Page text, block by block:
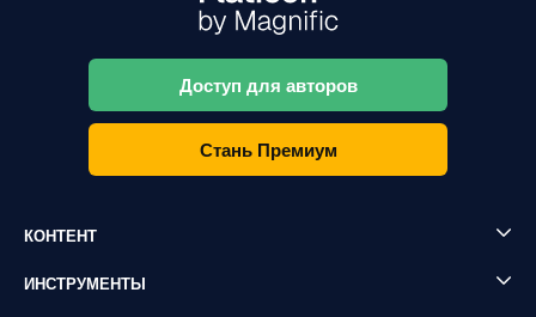
Доступ для авторов
Стань Премиум
КОНТЕНТ
ИНСТРУМЕНТЫ